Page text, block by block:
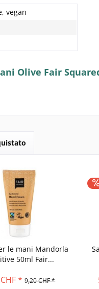
vegan
Olive Fair
le mani Mandorla
50ml Fair...
* 9,20 CHF *